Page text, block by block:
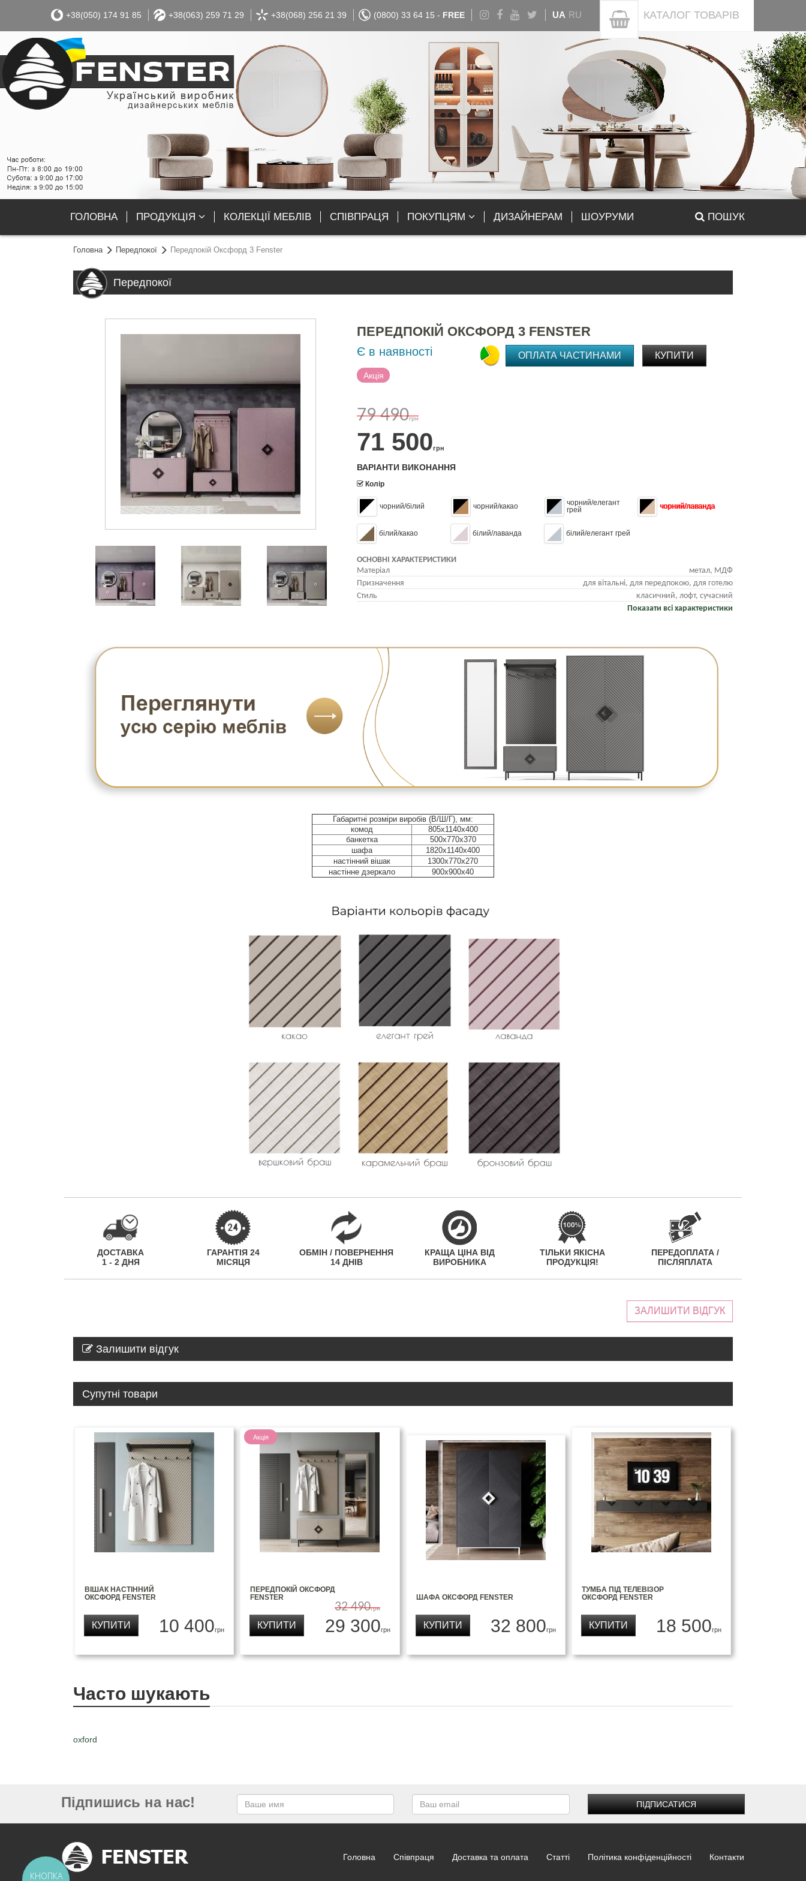
+38(050) 174 91 85 +38(063) 259 71 29 +38(068) 256 21 39 (0800) 33 64 15 - FREE UA RU КАТАЛОГ ТОВАРІВ
ГОЛОВНА ПРОДУКЦІЯ КОЛЕКЦІЇ МЕБЛІВ СПІВПРАЦЯ ПОКУПЦЯМ ДИЗАЙНЕРАМ ШОУРУМИ ПОШУК
Головна Передпокої Передпокій Оксфорд 3 Fenster
Передпокої
ПЕРЕДПОКІЙ ОКСФОРД 3 FENSTER
Є в наявності
Акція
79 490грн
71 500грн
ОПЛАТА ЧАСТИНАМИ КУПИТИ
ВАРІАНТИ ВИКОНАННЯ
Колір
чорний/білий чорний/какао
чорний/елегант
грей
чорний/лаванда
білий/какао білий/лаванда білий/елегант грей
ОСНОВНІ ХАРАКТЕРИСТИКИ
Матеріал
метал, МДФ
Призначення
для вітальні, для передпокою, для готелю
Стиль
класичний, лофт, сучасний
Показати всі характеристики
Габаритні розміри виробів (В/Ш/Г), мм:
комод
805х1140x400
банкетка
500x770x370
шафа
1820x1140x400
настінний вішак
1300x770x270
настінне дзеркало
900х900х40
ДОСТАВКА
1 - 2 ДНЯ
ГАРАНТІЯ 24
МІСЯЦЯ
ОБМІН / ПОВЕРНЕННЯ
14 ДНІВ
КРАЩА ЦІНА ВІД
ВИРОБНИКА
ТІЛЬКИ ЯКІСНА
ПРОДУКЦІЯ!
ПЕРЕДОПЛАТА /
ПІСЛЯПЛАТА
ЗАЛИШИТИ ВІДГУК
Залишити відгук
Супутні товари
ВІШАК НАСТІННИЙ
ОКСФОРД FENSTER
10 400грн
КУПИТИ
Акція
ПЕРЕДПОКІЙ ОКСФОРД
FENSTER
32 490грн
29 300грн
КУПИТИ
ШАФА ОКСФОРД FENSTER
32 800грн
КУПИТИ
ТУМБА ПІД ТЕЛЕВІЗОР
ОКСФОРД FENSTER
18 500грн
КУПИТИ
Часто шукають
oxford
Підпишись на нас! ПІДПИСАТИСЯ
Головна Співпраця Доставка та оплата Статті Політика конфіденційності Контакти
КНОПКА